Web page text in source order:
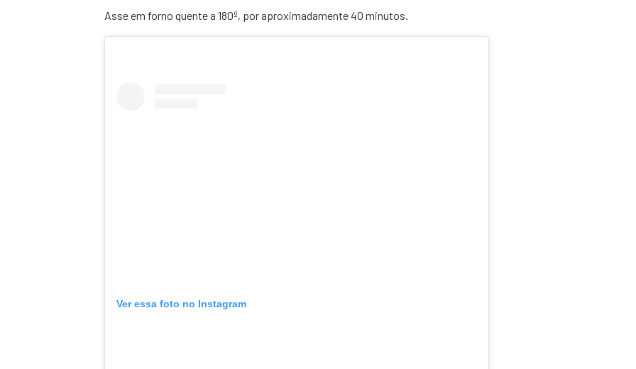
Asse em forno quente a 180º, por aproximadamente 40 minutos.
Ver essa foto no Instagram